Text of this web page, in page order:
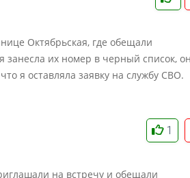
Октябрьская, где обещали
занесла их номер в черный список,
я оставляла заявку на службу СВО.
1
на встречу и обещали